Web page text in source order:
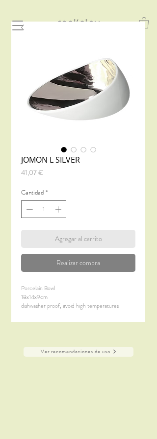
JOMON L SILVER
41,07 €Precio
Cantidad *
Agregar al carrito
Realizar compra
Porcelain Bowl
18x14x9cm
dishwasher proof, avoid high temperatures
Ver recomendaciones de uso